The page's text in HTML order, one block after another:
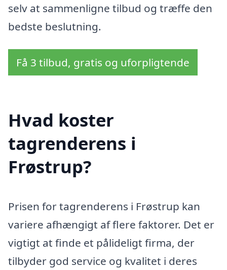
selv at sammenligne tilbud og træffe den
bedste beslutning.
Få 3 tilbud, gratis og uforpligtende
Hvad koster
tagrenderens i
Frøstrup?
Prisen for tagrenderens i Frøstrup kan
variere afhængigt af flere faktorer. Det er
vigtigt at finde et pålideligt firma, der
tilbyder god service og kvalitet i deres